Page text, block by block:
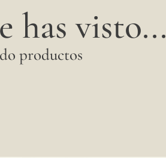
has visto...
productos